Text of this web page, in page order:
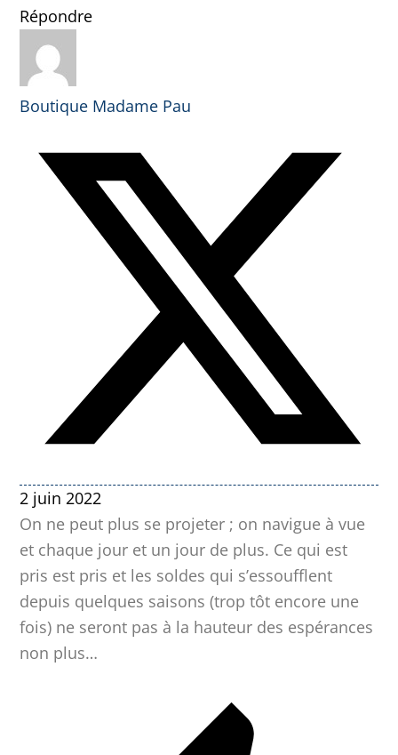
Répondre
Boutique Madame Pau
2 juin 2022
On ne peut plus se projeter ; on navigue à vue
et chaque jour et un jour de plus. Ce qui est
pris est pris et les soldes qui s’essoufflent
depuis quelques saisons (trop tôt encore une
fois) ne seront pas à la hauteur des espérances
non plus…